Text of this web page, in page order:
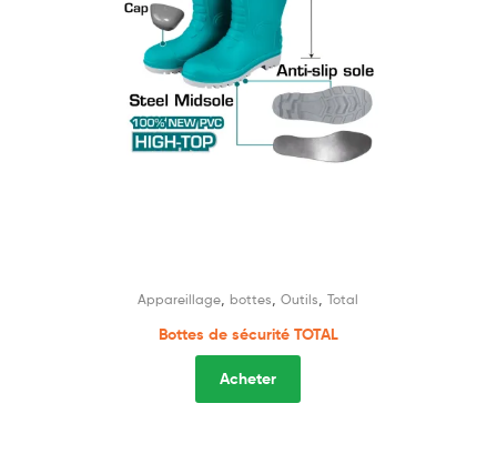
Appareillage bottes Outils Total
Bottes de sécurité TOTAL
Acheter